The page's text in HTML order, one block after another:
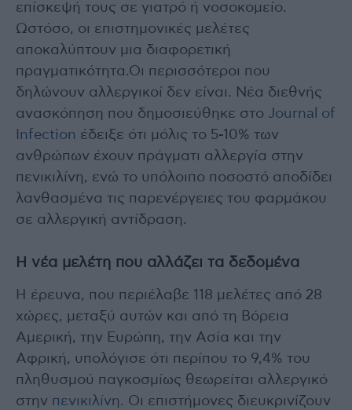
επίσκεψή τους σε γιατρό ή νοσοκομείο.
Ωστόσο, οι επιστημονικές μελέτες
αποκαλύπτουν μια διαφορετική
πραγματικότητα.Οι περισσότεροι που
δηλώνουν αλλεργικοί δεν είναι. Νέα διεθνής
ανασκόπηση που δημοσιεύθηκε στο Journal of
Infection έδειξε ότι μόλις το 5-10% των
ανθρώπων έχουν πράγματι αλλεργία στην
πενικιλίνη, ενώ το υπόλοιπο ποσοστό αποδίδει
λανθασμένα τις παρενέργειες του φαρμάκου
σε αλλεργική αντίδραση.
Η νέα μελέτη που αλλάζει τα δεδομένα
Η έρευνα, που περιέλαβε 118 μελέτες από 28
χώρες, μεταξύ αυτών και από τη Βόρεια
Αμερική, την Ευρώπη, την Ασία και την
Αφρική, υπολόγισε ότι περίπου το 9,4% του
πληθυσμού παγκοσμίως θεωρείται αλλεργικό
στην πενικιλίνη. Οι επιστήμονες διευκρινίζουν